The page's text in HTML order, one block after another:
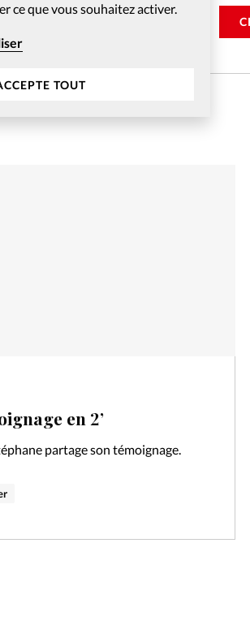
ce que vous souhaitez activer.
TOUT
aux abonnés pendant 14
en 2’
partage son témoignage.